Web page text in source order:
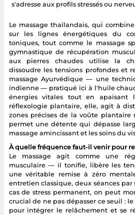
s'adresse aux profils stressés ou
Le massage thaïlandais, qui
sur les lignes énergétiques du
toniques, tout comme le massage
gymnastique de récupération
aux pierres chaudes utilise la
dissoudre les tensions profondes et
massage Ayurvédique — une
indienne — pratiqué ici à l'huile
énergies vitales tout en apaisant
réflexologie plantaire, elle, agit à
zones précises de la voûte plantaire
permet une détente qui dépasse
massage amincissant et les soins du
À quelle fréquence faut-il venir pour
Le massage agit comme une
musculaire — il tonifie, libère les
une véritable remise à zéro
entretien classique, deux séances par
cas de stress permanent, on peut
crucial de ne pas dépasser ce seuil :
pour intégrer le relâchement et se